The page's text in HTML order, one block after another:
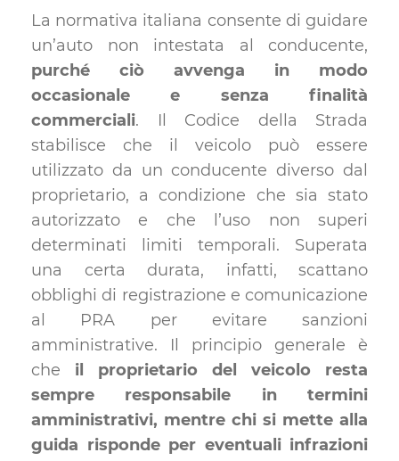
La normativa italiana consente di guidare
un’auto non intestata al conducente,
purché ciò avvenga in modo
occasionale e senza finalità
commerciali. Il Codice della Strada
stabilisce che il veicolo può essere
utilizzato da un conducente diverso dal
proprietario, a condizione che sia stato
autorizzato e che l’uso non superi
determinati limiti temporali. Superata
una certa durata, infatti, scattano
obblighi di registrazione e comunicazione
al PRA per evitare sanzioni
amministrative. Il principio generale è
che il proprietario del veicolo resta
sempre responsabile in termini
amministrativi, mentre chi si mette alla
guida risponde per eventuali infrazioni